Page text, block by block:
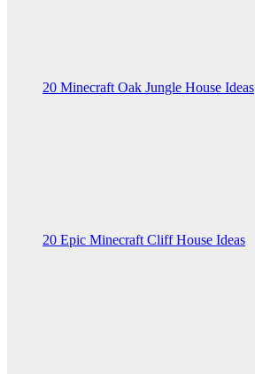
20 Minecraft Oak Jungle House Ideas
20 Epic Minecraft Cliff House Ideas